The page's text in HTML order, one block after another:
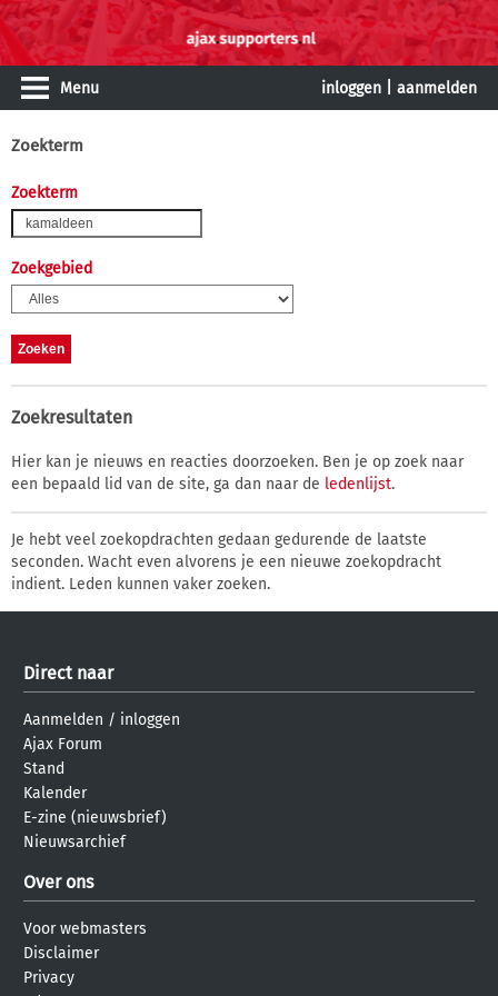
Menu inloggen aanmelden
Zoekterm
Zoekterm
Zoekgebied
Zoekresultaten
Hier kan je nieuws en reacties doorzoeken. Ben je op zoek naar
een bepaald lid van de site, ga dan naar de ledenlijst.
Je hebt veel zoekopdrachten gedaan gedurende de laatste
seconden. Wacht even alvorens je een nieuwe zoekopdracht
indient. Leden kunnen vaker zoeken.
Direct naar
Aanmelden / inloggen
Ajax Forum
Stand
Kalender
E-zine (nieuwsbrief)
Nieuwsarchief
Over ons
Voor webmasters
Disclaimer
Privacy